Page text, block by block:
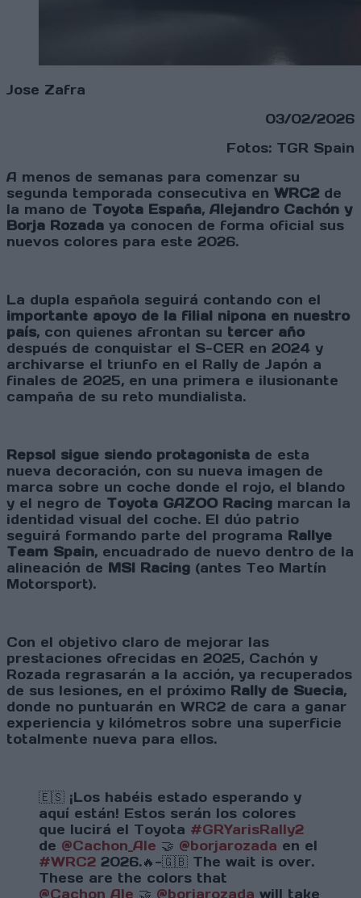
Jose Zafra
03/02/2026
Fotos: TGR Spain
A menos de semanas para comenzar su
segunda temporada consecutiva en WRC2 de
la mano de Toyota España, Alejandro Cachón y
Borja Rozada ya conocen de forma oficial sus
nuevos colores para este 2026.
La dupla española seguirá contando con el
importante apoyo de la filial nipona en nuestro
país, con quienes afrontan su tercer año
después de conquistar el S-CER en 2024 y
archivarse el triunfo en el Rally de Japón a
finales de 2025, en una primera e ilusionante
campaña de su reto mundialista.
Repsol sigue siendo protagonista de esta
nueva decoración, con su nueva imagen de
marca sobre un coche donde el rojo, el blando
y el negro de Toyota GAZOO Racing marcan la
identidad visual del coche. El dúo patrio
seguirá formando parte del programa Rallye
Team Spain, encuadrado de nuevo dentro de la
alineación de MSI Racing (antes Teo Martín
Motorsport).
Con el objetivo claro de mejorar las
prestaciones ofrecidas en 2025, Cachón y
Rozada regrasarán a la acción, ya recuperados
de sus lesiones, en el próximo Rally de Suecia,
donde no puntuarán en WRC2 de cara a ganar
experiencia y kilómetros sobre una superficie
totalmente nueva para ellos.
🇪🇸 ¡Los habéis estado esperando y
aquí están! Estos serán los colores
que lucirá el Toyota #GRYarisRally2
de @Cachon_Ale 🤝 @borjarozada en el
#WRC2 2026.🔥-🇬🇧 The wait is over.
These are the colors that
@Cachon_Ale 🤝 @borjarozada will take